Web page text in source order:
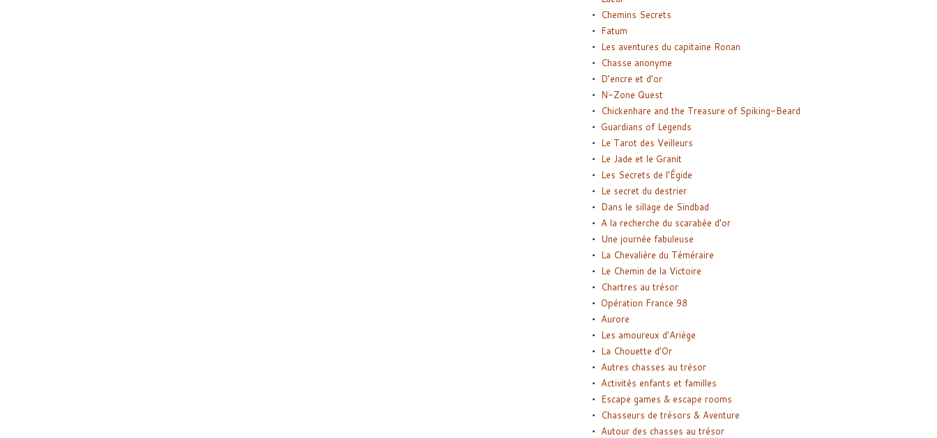
Chemins Secrets
Fatum
Les aventures du capitaine Ronan
Chasse anonyme
D’encre et d’or
N-Zone Quest
Chickenhare and the Treasure of Spiking-Beard
Guardians of Legends
Le Tarot des Veilleurs
Le Jade et le Granit
Les Secrets de l’Égide
Le secret du destrier
Dans le sillage de Sindbad
A la recherche du scarabée d’or
Une journée fabuleuse
La Chevalière du Téméraire
Le Chemin de la Victoire
Chartres au trésor
Opération France 98
Aurore
Les amoureux d’Ariège
La Chouette d’Or
Autres chasses au trésor
Activités enfants et familles
Escape games & escape rooms
Chasseurs de trésors & Aventure
Autour des chasses au trésor